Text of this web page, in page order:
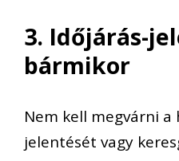
3. Időjárás-
bármikor
Nem kell megvárni
jelentését vagy